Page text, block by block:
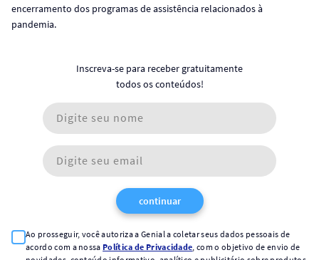
encerramento dos programas de assistência relacionados à
pandemia.
Inscreva-se para receber gratuitamente
todos os conteúdos!
continuar
Ao prosseguir, você autoriza a Genial a coletar seus dados pessoais de
acordo com a nossa Política de Privacidade, com o objetivo de envio de